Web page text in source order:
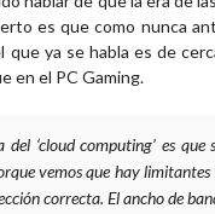
es que como nunca
que ya se habla es de
en el PC Gaming.
del ‘cloud computing’ es
vemos que hay
correcta. El ancho de